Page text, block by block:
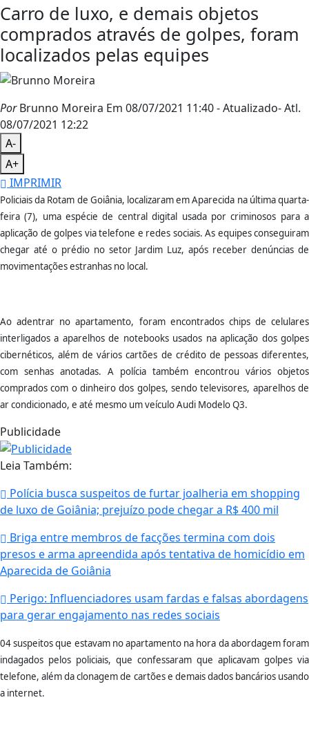
Carro de luxo, e demais objetos
comprados através de golpes, foram
localizados pelas equipes
PorBrunno Moreira Em 08/07/2021 11:40- Atualizado- Atl.
08/07/2021 12:22
A-
A+
IMPRIMIR
Policiais da Rotam de Goiânia, localizaram em Aparecida na última quarta-
feira (7), uma espécie de central digital usada por criminosos para a
aplicação de golpes via telefone e redes sociais. As equipes conseguiram
chegar até o prédio no setor Jardim Luz, após receber denúncias de
movimentações estranhas no local.
Ao adentrar no apartamento, foram encontrados chips de celulares
interligados a aparelhos de notebooks usados na aplicação dos golpes
cibernéticos, além de vários cartões de crédito de pessoas diferentes,
com senhas anotadas. A polícia também encontrou vários objetos
comprados com o dinheiro dos golpes, sendo televisores, aparelhos de
ar condicionado, e até mesmo um veículo Audi Modelo Q3.
Publicidade
Leia Também:
Polícia busca suspeitos de furtar joalheria em shopping
de luxo de Goiânia; prejuízo pode chegar a R$ 400 mil
Briga entre membros de facções termina com dois
presos e arma apreendida após tentativa de homicídio em
Aparecida de Goiânia
Perigo: Influenciadores usam fardas e falsas abordagens
para gerar engajamento nas redes sociais
04 suspeitos que estavam no apartamento na hora da abordagem foram
indagados pelos policiais, que confessaram que aplicavam golpes via
telefone, além da clonagem de cartões e demais dados bancários usando
a internet.